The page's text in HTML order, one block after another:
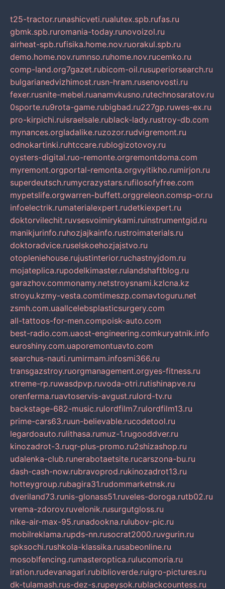
t25-tractor.runashicveti.rualutex.spb.rufas.ru
gbmk.spb.ruromania-today.runovoizol.ru
airheat-spb.rufisika.home.nov.ruorakul.spb.ru
demo.home.nov.rumnso.ruhome.nov.rucemko.ru
comp-land.org7gazet.rubicom-oil.rusuperiorsearch.ru
bulgarianedvizhimost.rusn-hram.rusenovosti.ru
fexer.rusnite-mebel.ruanamvkusno.rutechnosaratov.ru
0sporte.ru9rota-game.rubigbad.ru227gp.ruwes-ex.ru
pro-kirpichi.ruisraelsale.rublack-lady.rustroy-db.com
mynances.orgladalike.ruzozor.rudvigremont.ru
odnokartinki.ruhtccare.rublogizotovoy.ru
oysters-digital.ruo-remonte.orgremontdoma.com
myremont.orgportal-remonta.orgvyitikho.rumirjon.ru
superdeutsch.rumycrazystars.rufilosofyfree.com
mypetslife.orgwarren-buffett.orggreleon.comsp-or.ru
infoelectrik.rumaterialexpert.rudetkiexpert.ru
doktorvilechit.ruvsesvoimirykami.ruinstrumentgid.ru
manikjurinfo.ruhozjajkainfo.rustroimaterials.ru
doktoradvice.ruselskoehozjajstvo.ru
otopleniehouse.rujustinterior.ruchastnyjdom.ru
mojateplica.rupodelkimaster.rulandshaftblog.ru
garazhov.commonamy.netstroysnami.kzlcna.kz
stroyu.kzmy-vesta.comtimeszp.comavtoguru.net
zsmh.com.uaallcelebsplasticsurgery.com
all-tattoos-for-men.compoisk-auto.com
best-radio.com.uaost-engineering.comkuryatnik.info
euroshiny.com.uaporemontuavto.com
searchus-nauti.rumirmam.infosmi366.ru
transgazstroy.ruorgmanagement.orgyes-fitness.ru
xtreme-rp.ruwasdpvp.ruvoda-otri.rutishinapve.ru
orenferma.ruavtoservis-avgust.rulord-tv.ru
backstage-682-music.rulordfilm7.rulordfilm13.ru
prime-cars63.ruun-believable.rucodetool.ru
legardoauto.rulithasa.rumuz-1.rugooddver.ru
kinozadrot-3.ruqr-plus-promo.ru2shizashop.ru
udalenka-club.runerabotaetsite.rucarszona-bu.ru
dash-cash-now.rubravoprod.rukinozadrot13.ru
hotteygroup.rubagira31.rudommarketnsk.ru
dveriland73.runis-glonass51.ruveles-doroga.rutb02.ru
vrema-zdorov.ruvelonik.rusurgutgloss.ru
nike-air-max-95.runadookna.rulubov-pic.ru
mobilreklama.rupds-nn.rusocrat2000.ruvgurin.ru
spksochi.rushkola-klassika.rusabeonline.ru
mosoblfencing.rumasteroptica.rulucomoria.ru
iration.rudevanagari.rubiblioverde.ruigro-pictures.ru
dk-tulamash.rus-dez-s.rupeysok.rublackcountess.ru